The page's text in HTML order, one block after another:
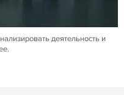
деятельность и